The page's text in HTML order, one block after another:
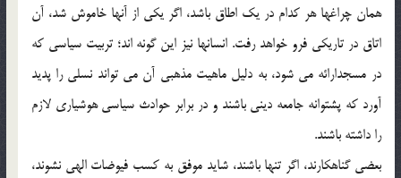
همان چراغها هر کدام در یک اطاق باشد، اگر یکی از آنها خاموش شد، آن
اتاق در تاریکی فرو خواهد رفت. انسانها نیز این گونه اند؛ تربیت سیاسی که
در مسجدارائه می شود، به دلیل ماهیت مذهبی آن می تواند نسلی را پدید
آورد که پشتوانه جامعه دینی باشند و در برابر حوادث سیاسی هوشیاری لازم
را داشته باشند.
بعضی گناهکارند، اگر تنها باشند، شاید موفق به کسب فیوضات الهی نشوند،